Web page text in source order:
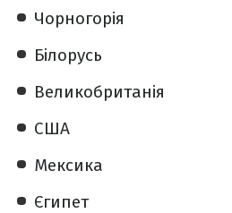
Чорногорія
Білорусь
Великобританія
США
Мексика
Єгипет